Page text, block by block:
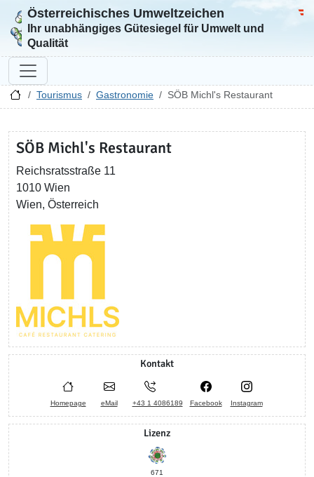
Zur Startseite
Österreichisches Umweltzeichen
Ihr unabhängiges Gütesiegel für Umwelt und
Qualität
Tourismus Gastronomie SÖB Michl's Restaurant
SÖB Michl's Restaurant
Reichsratsstraße 11
1010 Wien
Wien, Österreich
Kontakt
Homepage eMail +43 1 4086189 Facebook Instagram
Lizenz
671